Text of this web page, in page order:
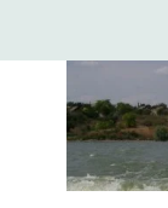
hoofdinhoud